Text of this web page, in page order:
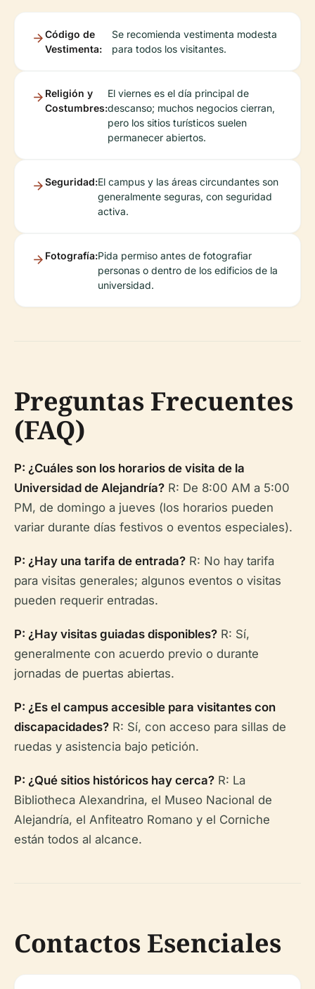
Código de
Vestimenta:
Se recomienda vestimenta modesta
para todos los visitantes.
Religión y
Costumbres:
El viernes es el día principal de
descanso; muchos negocios cierran,
pero los sitios turísticos suelen
permanecer abiertos.
Seguridad:El campus y las áreas circundantes son
generalmente seguras, con seguridad
activa.
Fotografía:Pida permiso antes de fotografiar
personas o dentro de los edificios de la
universidad.
Preguntas Frecuentes
(FAQ)
P: ¿Cuáles son los horarios de visita de la
Universidad de Alejandría? R: De 8:00 AM a 5:00
PM, de domingo a jueves (los horarios pueden
variar durante días festivos o eventos especiales).
P: ¿Hay una tarifa de entrada? R: No hay tarifa
para visitas generales; algunos eventos o visitas
pueden requerir entradas.
P: ¿Hay visitas guiadas disponibles? R: Sí,
generalmente con acuerdo previo o durante
jornadas de puertas abiertas.
P: ¿Es el campus accesible para visitantes con
discapacidades? R: Sí, con acceso para sillas de
ruedas y asistencia bajo petición.
P: ¿Qué sitios históricos hay cerca? R: La
Bibliotheca Alexandrina, el Museo Nacional de
Alejandría, el Anfiteatro Romano y el Corniche
están todos al alcance.
Contactos Esenciales